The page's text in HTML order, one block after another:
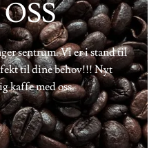
sentrum. Vi er i stand til
til dine behov!!! Nyt
kaffe med oss.